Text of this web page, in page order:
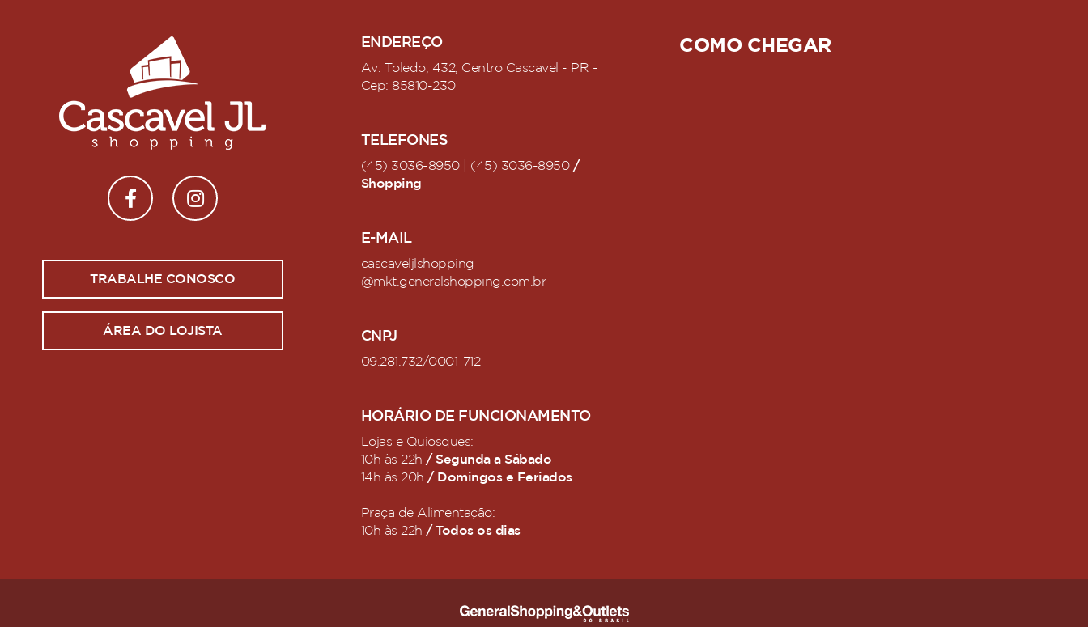
TRABALHE CONOSCO
ÁREA DO LOJISTA
ENDEREÇO
Av. Toledo, 432, Centro Cascavel - PR -
Cep: 85810-230
TELEFONES
(45) 3036-8950 | (45) 3036-8950/
Shopping
E-MAIL
cascaveljlshopping
@mkt.generalshopping.com.br
CNPJ
09.281.732/0001-712
HORÁRIO DE FUNCIONAMENTO
Lojas e Quiosques:
10h às 22h/ Segunda a Sábado
14h às 20h/ Domingos e Feriados
Praça de Alimentação:
10h às 22h/ Todos os dias
COMO CHEGAR